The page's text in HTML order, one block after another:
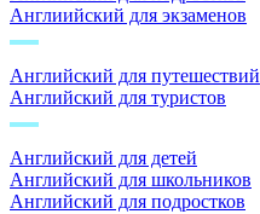
Англиийский для экзаменов
Английский для путешествий
Английский для туристов
Английский для детей
Английский для школьников
Английский для подростков